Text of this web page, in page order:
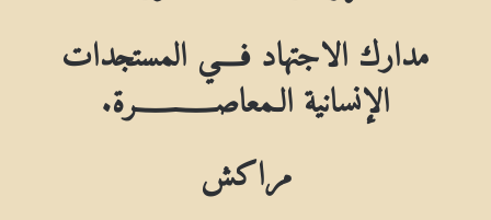
مدارك الاجتهاد فـــي المستجدات
الإنسانية الـمعاصــــــــرة.
مراكش